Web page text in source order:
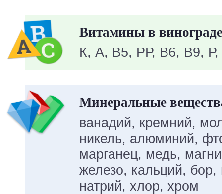
Витамины в винограде
К, А, В5, РР, В6, B9,
Минеральные
ванадий, кремний,
никель, алюминий,
марганец, медь,
железо, кальций, бор,
натрий, хлор, хром